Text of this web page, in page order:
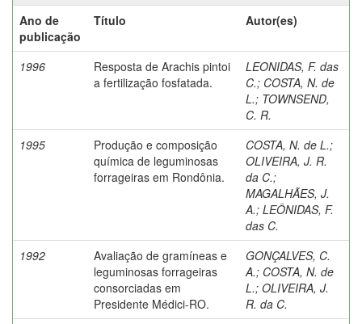
Ano de
publicação
Título Autor(es)
1996
Resposta de Arachis pintoi
a fertilização fosfatada.
LEONIDAS, F. das
C.; COSTA, N. de
L.; TOWNSEND,
C. R.
1995
Produção e composição
química de leguminosas
forrageiras em Rondônia.
COSTA, N. de L.;
OLIVEIRA, J. R.
da C.;
MAGALHÃES, J.
A.; LEÔNIDAS, F.
das C.
1992
Avaliação de gramíneas e
leguminosas forrageiras
consorciadas em
Presidente Médici-RO.
GONÇALVES, C.
A.; COSTA, N. de
L.; OLIVEIRA, J.
R. da C.